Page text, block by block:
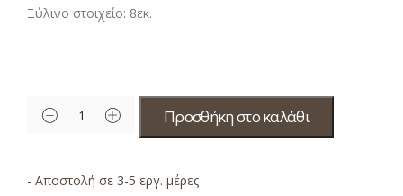
Ξύλινο στοιχείο: 8εκ.
Προσθήκη στο καλάθι
- Αποστολή σε 3-5 εργ. μέρες